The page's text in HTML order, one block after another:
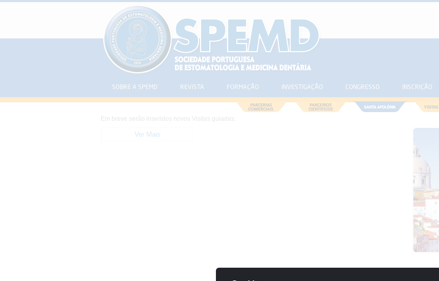
SOBRE A SPEMD REVISTA FORMAÇÃO INVESTIGAÇÃO CONGRESSO INSCRIÇÃO
Em breve serão inseridos novos Visitas guiadas.
Ver Mais